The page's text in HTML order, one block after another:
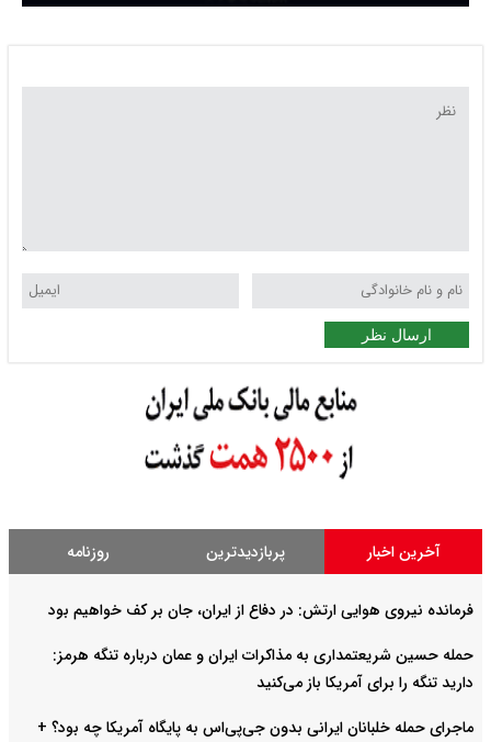
ارسال نظر
آخرین اخبار پربازدیدترین روزنامه
فرمانده نیروی هوایی ارتش: در دفاع از ایران، جان بر کف خواهیم بود
حمله حسین شریعتمداری به مذاکرات ایران و عمان درباره تنگه هرمز:
دارید تنگه را برای آمریکا باز می‌کنید
ماجرای حمله خلبانان ایرانی بدون جی‌پی‌اس به پایگاه آمریکا چه بود؟ +